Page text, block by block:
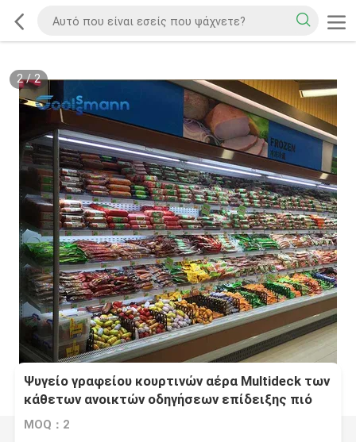
2/2
Ψυγείο γραφείου κουρτινών αέρα Multideck των
κάθετων ανοικτών οδηγήσεων επίδειξης πιό
ψυχρών 2067mm ύψος
MOQ：2